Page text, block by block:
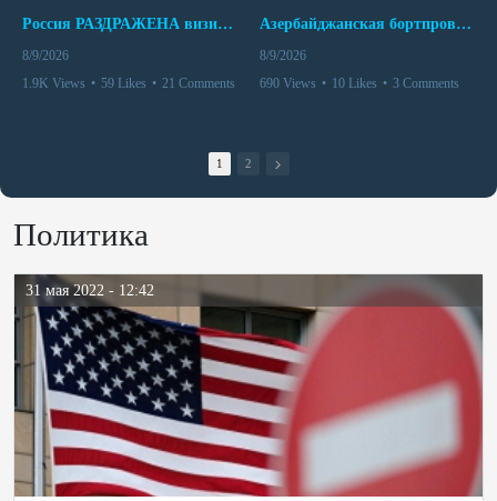
Россия РАЗДРАЖЕНА визитом азербайджанского министра в Украину | Пашинян ВЗБУНТОВАЛСЯ в Кыргызстане
8/9/2026
1.9K Views • 59 Likes • 21 Comments
Азербайджанская бортпроводница погибла при крушении самолета Embraer E190
8/9/2026
690 Views • 10 Likes • 3 Comments
1 2
Политика
31 мая 2022 - 12:42